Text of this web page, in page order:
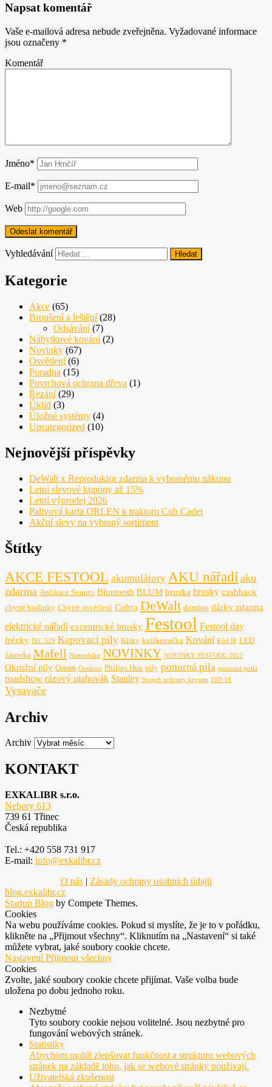
Napsat komentář
Vaše e-mailová adresa nebude zveřejněna. Vyžadované informace
jsou označeny *
Komentář
Jméno*
E-mail*
Web
Vyhledávání
Kategorie
Akce (65)
Broušení a leštění(28)
Odsávání(7)
Nábytkové kování(2)
Novinky (67)
Osvětlení(6)
Poradna (15)
Povrchová ochrana dřeva (1)
Řezání(29)
Úklid (3)
Úložné systémy (4)
Uncategorized (10)
Nejnovější příspěvky
DeWalt x Reproduktor zdarma k vybranému nákupu
Letní slevové kupony až 15%
Letní výprodej 2026
Palivová karta ORLEN k traktoru Cub Cadet
Akční slevy na vybraný sortiment
Štítky
AKCE FESTOOL akumulátory AKU nářadí aku
zdarma Aplikace Suunto Bluetooth BLUM bruska brusky cashback
chytré hodinky Chytré osvětlení Cobra DeWalt domino dárky zdarma
elektrické nářadí excentrické brusky Festool Festool day
frézky IEC 529 Kapovací pily Kliky kolíkovačka Kování Kód IP LED
žárovka Mafell Naturehike NOVINKY NOVINKY FESTOOL 2021
Okružní pily Osram Outdoor Philips Hue pily ponorná pila ponorná poila
roadshow rázový utahovák Stanley Stupeň ochrany krytem TID 18
Vysavače
Archiv
Archiv
KONTAKT
EXKALIBR s.r.o.
Nebory 613
739 61 Třinec
Česká republika
Tel.: +420 558 731 917
E-mail: info@exkalibr.cz
O nás| Zásady ochrany osobních údajů
blog.exkalibr.cz
Startup Blog by Compete Themes.
Cookies
Na webu používáme cookies. Pokud si myslíte, že je to v pořádku,
klikněte na „Přijmout všechny“. Kliknutím na „Nastavení“ si také
můžete vybrat, jaké soubory cookie chcete.
NastaveníPřijmout všechny
Cookies
Zvolte, jaké soubory cookie chcete přijímat. Vaše volba bude
uložena po dobu jednoho roku.
Nezbytné
Tyto soubory cookie nejsou volitelné. Jsou nezbytné pro
fungování webových stránek.
Statistiky
Abychom mohli zlepšovat funkčnost a strukturu webových
stránek na základě toho, jak se webové stránky používají.
Uživatelská zkušenost